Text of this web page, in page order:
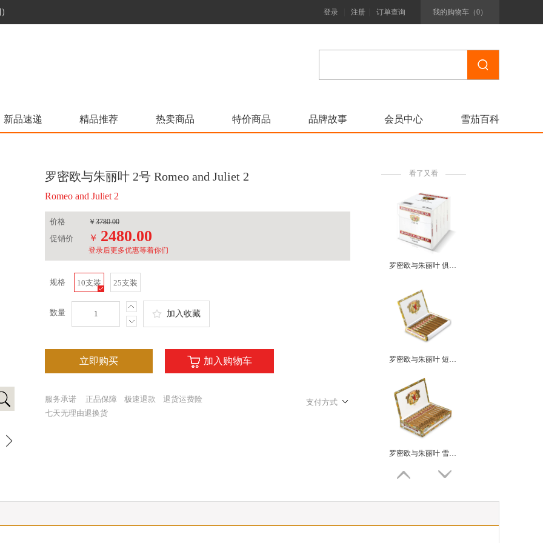
登录 注册 订单查询 我的购物车（0）
新品速递 精品推荐 热卖商品 特价商品 品牌故事 会员中心 雪茄百科
罗密欧与朱丽叶 2号 Romeo and Juliet 2
Romeo and Juliet 2
价格 ￥ 3780.00
促销价 ￥ 2480.00
登录后更多优惠等着你们
规格 10支装 25支装
数量 加入收藏
立即购买 加入购物车
服务承诺 正品保障 极速退款
退货运费险
七天无理由退换货
支付方式
看了又看
罗密欧与朱丽叶 俱乐部 ROMEO Y JULIETA CLUB
罗密欧与朱丽叶 雪松小皇冠 ROMEO Y JULIETA CORONITAS EN CEDRO